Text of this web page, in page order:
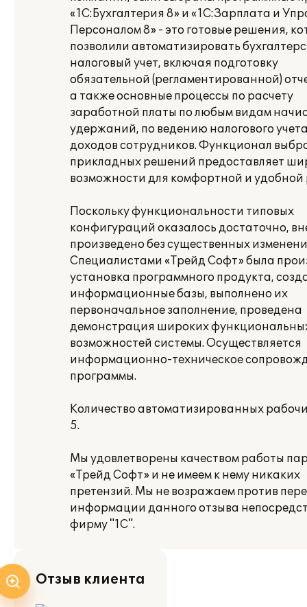
«1С:Бухгалтерия 8» и «1С:Зарплата и
Персоналом 8» - это готовые решения,
позволили автоматизировать
налоговый учет, включая подготовку
обязательной (регламентированной)
а также основные процессы по расчету
заработной платы по любым видам
удержаний, по ведению налогового
доходов сотрудников. Функционал
прикладных решений предоставляет
возможности для комфортной и удобной
Поскольку функциональности типовых
конфигураций оказалось достаточно,
произведено без существенных
Специалистами «Трейд Софт» была
установка программного продукта,
информационные базы, выполнено их
первоначальное заполнение, проведена
демонстрация широких
возможностей системы. Осуществляется
информационно-техническое
программы.
Количество автоматизированных
5.
Мы удовлетворены качеством работы
«Трейд Софт» и не имеем к нему никаких
претензий. Мы не возражаем против
информации данного отзыва
фирму "1С".
Отзыв клиента